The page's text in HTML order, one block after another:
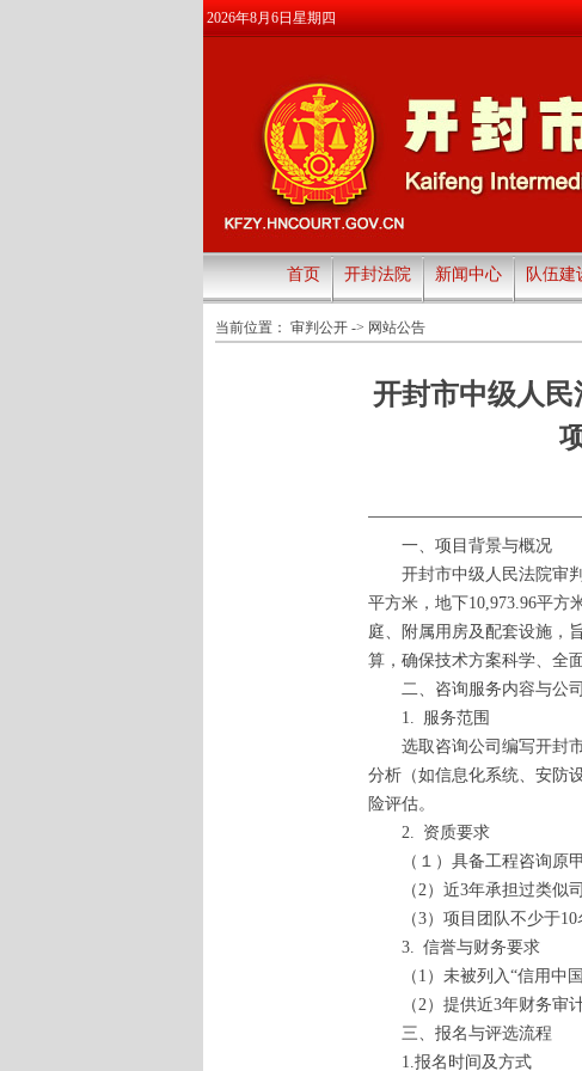
2026年8月6日星期四
首页 开封法院 新闻中心 队伍建
当前位置： 审判公开 -> 网站公告
开封市中级人
一、项目背景与概况
开封市中级人民法院审判
平方米，地下10,973.96平
庭、附属用房及配套设施，
算，确保技术方案科学、全
二、咨询服务内容与公
1. 服务范围
选取咨询公司编写开封市
分析（如信息化系统、安防
险评估。
2. 资质要求
（１）具备工程咨询原
（2）近3年承担过类似司
（3）项目团队不少于10
3. 信誉与财务要求
（1）未被列入“信用中国
（2）提供近3年财务审
三、报名与评选流程
1.报名时间及方式